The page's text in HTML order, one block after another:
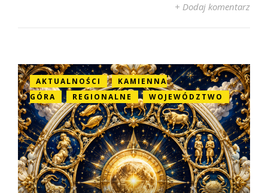
+ Dodaj komentarz
AKTUALNOŚCI
KAMIENNA
GÓRA
REGIONALNE WOJEWÓDZTWO